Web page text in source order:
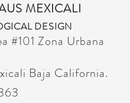
MEXICALI
DESIGN
#101 Zona Urbana
Baja California.